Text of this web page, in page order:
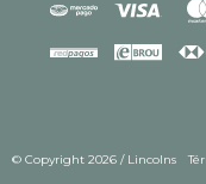
© Copyright 2026 / Lincolns